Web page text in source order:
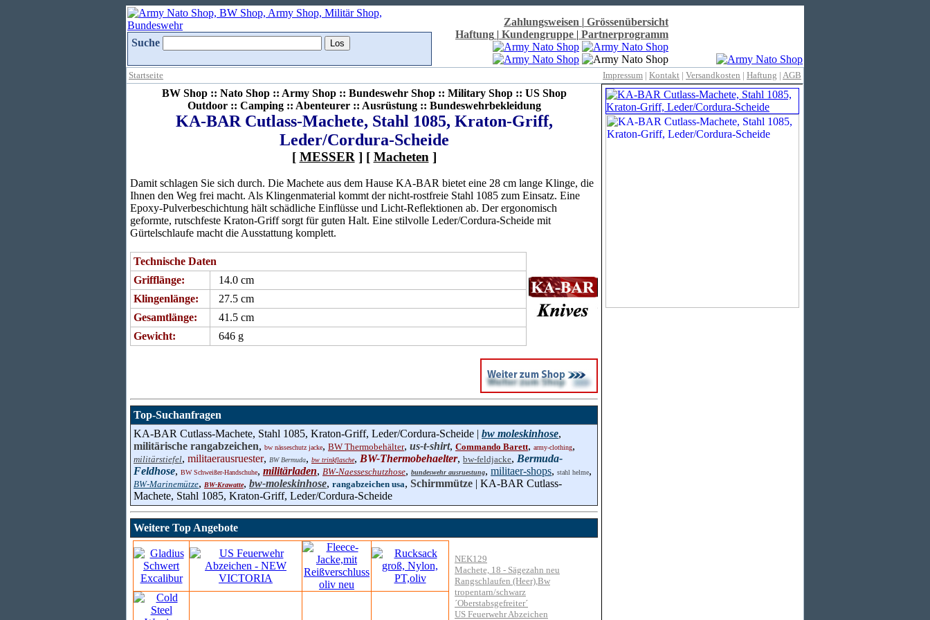
Suche
Zahlungsweisen | Grössenübersicht
Haftung | Kundengruppe | Partnerprogramm
Startseite Impressum | Kontakt | Versandkosten | Haftung | AGB
BW Shop :: Nato Shop :: Army Shop :: Bundeswehr Shop :: Military Shop :: US Shop
Outdoor :: Camping :: Abenteurer :: Ausrüstung :: Bundeswehrbekleidung
KA-BAR Cutlass-Machete, Stahl 1085, Kraton-Griff,
Leder/Cordura-Scheide
[ MESSER ] [ Macheten ]
Damit schlagen Sie sich durch. Die Machete aus dem Hause KA-BAR bietet eine 28 cm lange Klinge, die
Ihnen den Weg frei macht. Als Klingenmaterial kommt der nicht-rostfreie Stahl 1085 zum Einsatz. Eine
Epoxy-Pulverbeschichtung hält schädliche Einflüsse und Licht-Reflektionen ab. Der ergonomisch
geformte, rutschfeste Kraton-Griff sorgt für guten Halt. Eine stilvolle Leder/Cordura-Scheide mit
Gürtelschlaufe macht die Ausstattung komplett.
Technische Daten
Grifflänge:
14.0 cm
Klingenlänge:
27.5 cm
Gesamtlänge:
41.5 cm
Gewicht:
646 g
Top-Suchanfragen
KA-BAR Cutlass-Machete, Stahl 1085, Kraton-Griff, Leder/Cordura-Scheide | bw moleskinhose,
militärische rangabzeichen, bw nässeschutz jacke, BW Thermobehälter, us-t-shirt, Commando Barett, army-clothing,
militärstiefel, militaerausruester, BW Bermuda, bw trinkflasche, BW-Thermobehaelter, bw-feldjacke, Bermuda-
Feldhose, BW Schweißer-Handschuhe, militärladen, BW-Naesseschutzhose, bundeswehr ausruestung, militaer-shops, stahl helme,
BW-Marinemütze, BW-Krawatte, bw-moleskinhose, rangabzeichen usa, Schirmmütze | KA-BAR Cutlass-
Machete, Stahl 1085, Kraton-Griff, Leder/Cordura-Scheide
Weitere Top Angebote
NEK129
Machete, 18 - Sägezahn neu
Rangschlaufen (Heer),Bw
tropentarn/schwarz
´Oberstabsgefreiter´
US Feuerwehr Abzeichen